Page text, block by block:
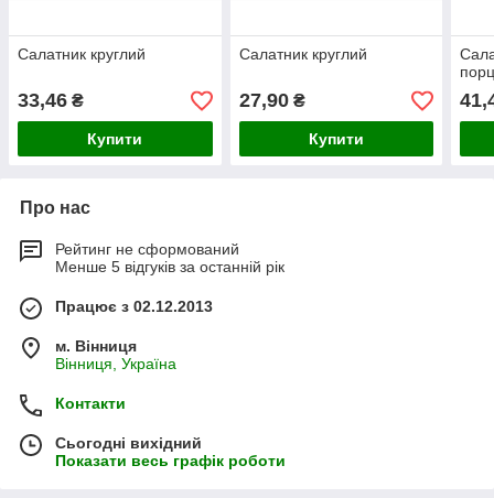
Салатник круглий
33,46 ₴
Купити
Салатник круглий
27,90₴
Купити
Про нас
Рейтинг не сформований
Менше 5 відгуків за останній рік
Працює з 02.12.2013
м. Вінниця
Вінниця, Україна
Контакти
Сьогодні вихідний
Показати весь графік роботи